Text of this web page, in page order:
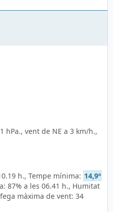
hPa., vent de NE a 3 km/h.,
h., Tempe mínima: 14,9º
87% a les 06.41 h., Humitat
màxima de vent: 34